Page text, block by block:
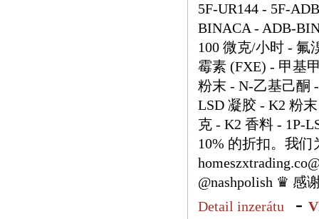
5F-UR144 - 5F-
BINACA - ADB-
100 微克/小时 - 氟
霉素 (FXE) - 甲基
粉末 - N-乙基己酮
LSD 凝胶 - K2 粉
克 - K2 香料 - 1P-
10% 的折扣。我
@nashpolish ♛ 感
Detail inzerátu
-